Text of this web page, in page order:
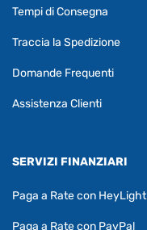
Tempi di Consegna
Traccia la Spedizione
Domande Frequenti
Assistenza Clienti
SERVIZI FINANZIARI
Paga a Rate con HeyLight
Paga a Rate con PayPal